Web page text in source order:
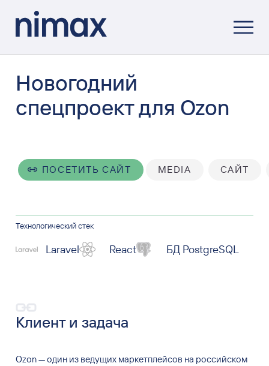
Новогодний
спецпроект для Ozon
ПОСЕТИТЬ САЙТ MEDIA САЙТ
Технологический стек
Laravel React БД PostgreSQL
Клиент и задача
Ozon — один из ведущих маркетплейсов на российском